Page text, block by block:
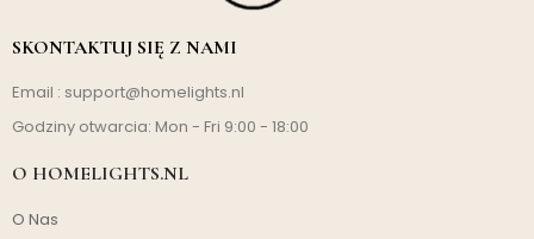
SKONTAKTUJ SIĘ Z NAMI
Email : support@homelights.nl
Godziny otwarcia: Mon - Fri 9:00 - 18:00
O HOMELIGHTS.NL
O Nas